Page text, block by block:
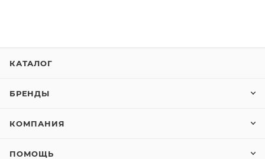
КАТАЛОГ
БРЕНДЫ
КОМПАНИЯ
ПОМОЩЬ